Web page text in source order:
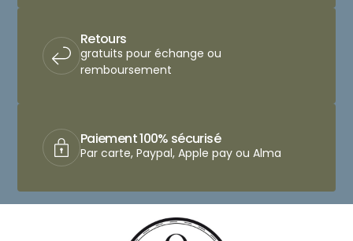
Retours
gratuits pour échange ou
remboursement
Paiement 100% sécurisé
Par carte, Paypal, Apple pay ou Alma